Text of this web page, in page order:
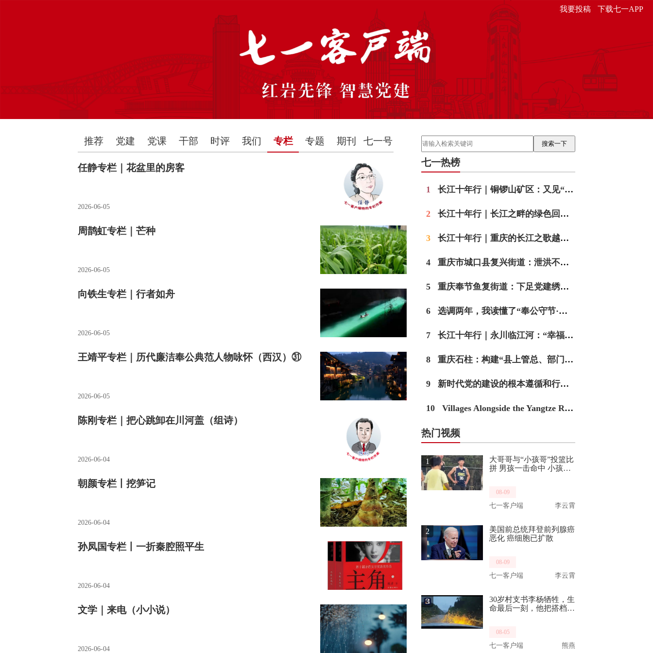
我要投稿 下载七一APP
推荐 党建 党课 干部 时评 我们 专栏 专题 期刊 七一号
任静专栏｜花盆里的房客
2026-06-05
周鹊虹专栏｜芒种
2026-06-05
向铁生专栏｜行者如舟
2026-06-05
王靖平专栏｜历代廉洁奉公典范人物咏怀（西汉）㉛
2026-06-05
陈刚专栏｜把心跳卸在川河盖（组诗）
2026-06-04
朝颜专栏丨挖笋记
2026-06-04
孙凤国专栏丨一折秦腔照平生
2026-06-04
文学｜来电（小小说）
2026-06-04
七一热榜
1 长江十年行｜铜锣山矿区：又见“靠山吃山”
2 长江十年行｜长江之畔的绿色回响——重庆涪陵睦和村的十年答卷
3 长江十年行｜重庆的长江之歌越唱越响亮
4 重庆市城口县复兴街道：泄洪不泄责 数智护民安
5 重庆奉节鱼复街道：下足党建绣花功 织就民生幸福网
6 选调两年，我读懂了“奉公守节·实干争先”
7 长江十年行｜永川临江河：“幸福河”边话幸福
8 重庆石柱：构建“县上管总、部门支援、镇街主战”实战工作体系 筑牢防汛抗灾坚实防线
9 新时代党的建设的根本遵循和行动指南
10 Villages Alongside the Yangtze River｜Muhe in "Green" Motion
热门视频
1
大哥哥与“小孩哥”投篮比
拼 男孩一击命中 小孩
08-09
七一客户端 李云霄
2
美国前总统拜登前列腺癌
恶化 癌细胞已扩散
08-09
七一客户端 李云霄
3
30岁村支书李杨牺牲，生
命最后一刻，他把搭档推
走好！
08-05
七一客户端 熊燕